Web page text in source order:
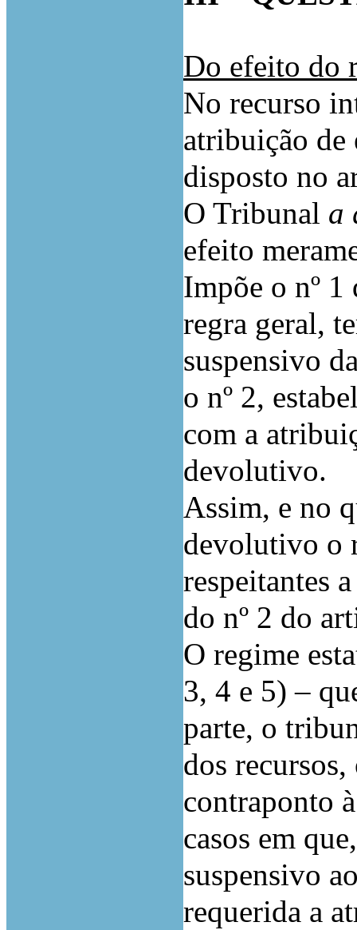
Do efeito do
No recurso
atribuição de
disposto no
O Tribunal a
efeito
Impõe o nº
regra geral,
suspensivo
o nº 2,
com a
devolutivo.
Assim, e no
devolutivo o
respeitantes
do nº 2 do
O regime
3, 4 e 5) –
parte, o
dos
contraponto
casos em
suspensivo
requerida a